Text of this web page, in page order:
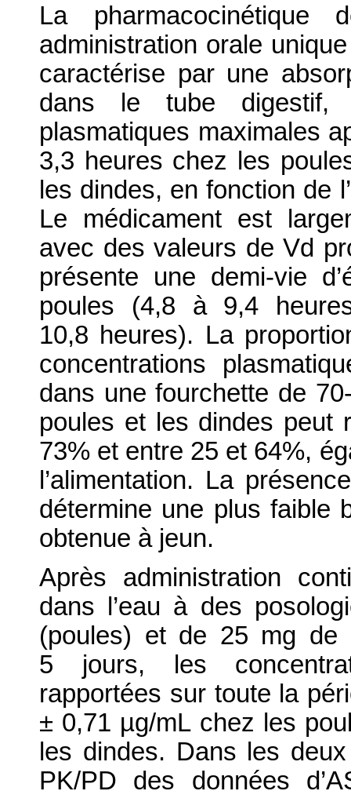
La
administration orale
caractérise par une
dans le tube digestif,
plasmatiques maximales
3,3 heures chez les
les dindes, en fonction de
Le médicament est
avec des valeurs de Vd
présente une demi-vie
poules (4,8 à 9,4
10,8 heures). La
concentrations
dans une fourchette de
poules et les dindes peut
73% et entre 25 et 64%,
l’alimentation. La
détermine une plus faible
obtenue à jeun.
Après administration
dans l’eau à des
(poules) et de 25 mg de
5 jours, les
rapportées sur toute la
± 0,71 µg/mL chez les
les dindes. Dans les
PK/PD des données